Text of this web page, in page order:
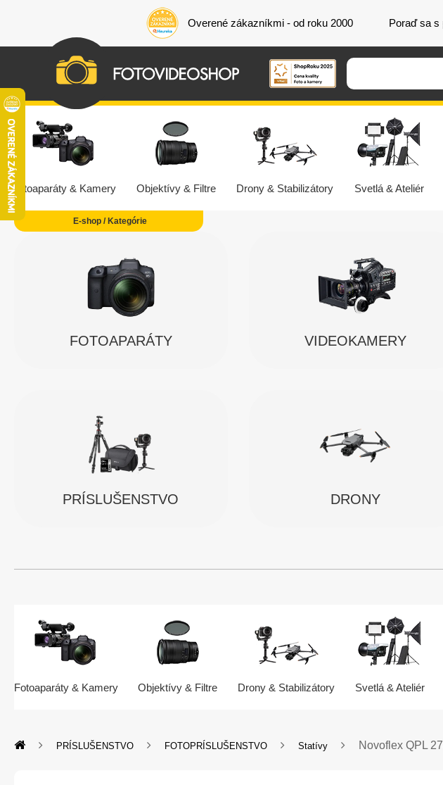
Overené zákazníkmi - od roku 2000 Poraď sa s
Fotoaparáty & Kamery Objektívy & Filtre Drony & Stabilizátory Svetlá & Ateliér
FOTOAPARÁTY VIDEOKAMERY
PRÍSLUŠENSTVO DRONY
Fotoaparáty & Kamery Objektívy & Filtre Drony & Stabilizátory Svetlá & Ateliér
PRÍSLUŠENSTVO FOTOPRÍSLUŠENSTVO Statívy Novoflex QPL
E-shop / Kategórie